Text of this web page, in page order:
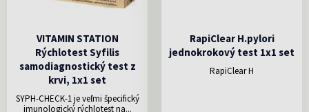
VITAMIN STATION
Rýchlotest Syfilis
samodiagnostický test z
krvi, 1x1 set
SYPH-CHECK-1 je veľmi špecifický
imunologický rýchlotest na...
RapiClear H.pylori
jednokrokový test 1x1 set
RapiClear H